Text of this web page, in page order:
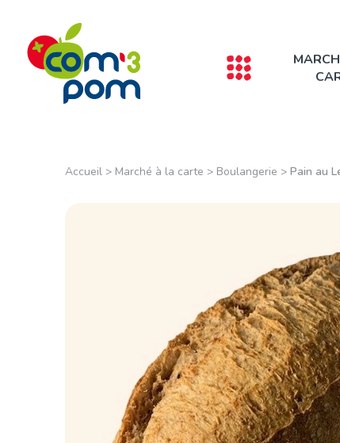
Accueil > Marché à la carte > Boulangerie > Pain au